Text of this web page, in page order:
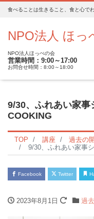
食べることは生きること、食と心で
NPO法人 ほっ
NPO法人ほっぺの会
営業時間：9:00～17:00
お問合せ時間：8:00～18:00
9/30、ふれあい家
COOKING
TOP 講座
過去の
9/30、ふれあい家事
Facebook Twitter
2023年8月1日 過